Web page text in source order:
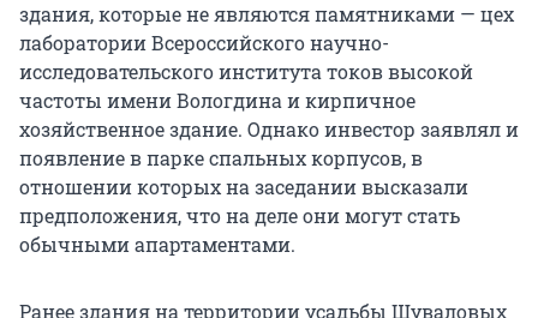
здания, которые не являются памятниками — цех
лаборатории Всероссийского научно-
исследовательского института токов высокой
частоты имени Вологдина и кирпичное
хозяйственное здание. Однако инвестор заявлял и
появление в парке спальных корпусов, в
отношении которых на заседании высказали
предположения, что на деле они могут стать
обычными апартаментами.
Ранее здания на территории усадьбы Шуваловых